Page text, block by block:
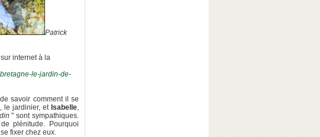
Patrick
internet à la
le-jardin-de-
savoir comment il se
, le jardinier, et Isabelle,
" sont sympathiques.
plénitude. Pourquoi
fixer chez eux.